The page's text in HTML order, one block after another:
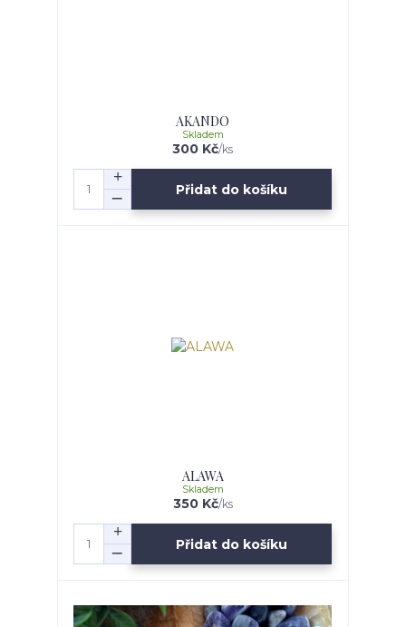
AKANDO
300 Kč/ks
Skladem
Přidat do košíku
ALAWA
350 Kč/ks
Skladem
Přidat do košíku